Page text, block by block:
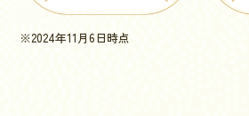
※2024年11月6日時点